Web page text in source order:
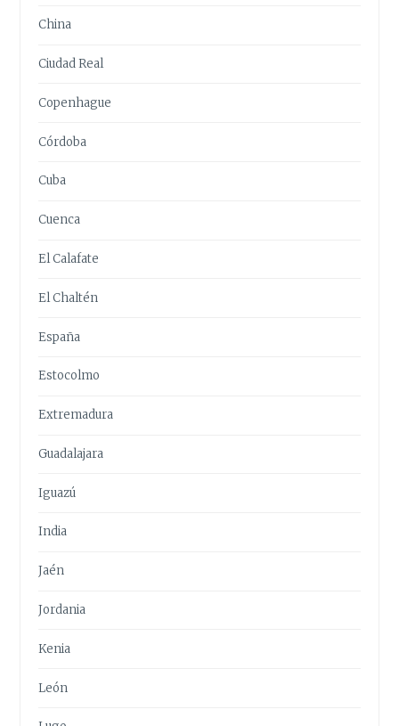
China
Ciudad Real
Copenhague
Córdoba
Cuba
Cuenca
El Calafate
El Chaltén
España
Estocolmo
Extremadura
Guadalajara
Iguazú
India
Jaén
Jordania
Kenia
León